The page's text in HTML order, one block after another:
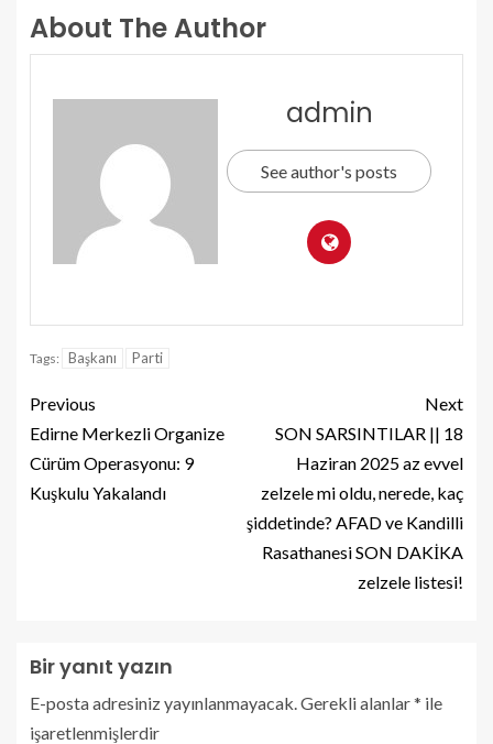
About The Author
admin
See author's posts
Tags: Başkanı Parti
Previous
Edirne Merkezli Organize
Cürüm Operasyonu: 9
Kuşkulu Yakalandı
Next
SON SARSINTILAR || 18
Haziran 2025 az evvel
zelzele mi oldu, nerede, kaç
şiddetinde? AFAD ve Kandilli
Rasathanesi SON DAKİKA
zelzele listesi!
Bir yanıt yazın
E-posta adresiniz yayınlanmayacak.Gerekli alanlar* ile
işaretlenmişlerdir